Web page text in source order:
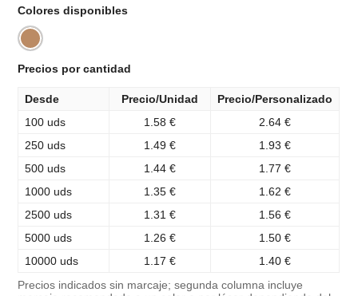
Colores disponibles
Precios por cantidad
Desde Precio/Unidad
Precio/Personalizado
100 uds
1.58 €
2.64 €
250 uds
1.49 €
1.93 €
500 uds
1.44 €
1.77 €
1000 uds
1.35 €
1.62 €
2500 uds
1.31 €
1.56 €
5000 uds
1.26 €
1.50 €
10000 uds
1.17 € 1.40 €
Precios indicados sin marcaje; segunda columna incluye